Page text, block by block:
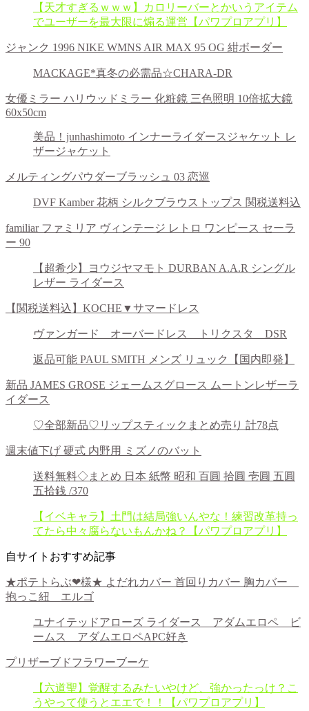
【天才すぎるｗｗｗ】カロリーバーとかいうアイテム
でユーザーを最大限に煽る運営【パワプロアプリ】
ジャンク 1996 NIKE WMNS AIR MAX 95 OG 紺ボーダー
MACKAGE*真冬の必需品☆CHARA-DR
女優ミラー ハリウッドミラー 化粧鏡 三色照明 10倍拡大鏡
60x50cm
美品！junhashimoto インナーライダースジャケット レ
ザージャケット
メルティングパウダーブラッシュ 03 恋巡
DVF Kamber 花柄 シルクブラウストップス 関税送料込
familiar ファミリア ヴィンテージ レトロ ワンピース セーラ
ー 90
【超希少】ヨウジヤマモト DURBAN A.A.R シングル
レザー ライダース
【関税送料込】KOCHE▼サマードレス
ヴァンガード オーバードレス トリクスタ DSR
返品可能 PAUL SMITH メンズ リュック【国内即発】
新品 JAMES GROSE ジェームスグロース ムートンレザーラ
イダース
♡全部新品♡リップスティックまとめ売り 計78点
週末値下げ 硬式 内野用 ミズノのバット
送料無料◇まとめ 日本 紙幣 昭和 百圓 拾圓 壱圓 五圓
五拾銭 /370
【イベキャラ】土門は結局強いんやな！練習改革持っ
てたら中々腐らないもんかね？【パワプロアプリ】
自サイトおすすめ記事
★ポテトらぶ❤︎様★ よだれカバー 首回りカバー 胸カバー
抱っこ紐 エルゴ
ユナイテッドアローズ ライダース アダムエロペ ビ
ームス アダムエロペAPC好き
プリザーブドフラワーブーケ
【六道聖】覚醒するみたいやけど、強かったっけ？こ
うやって使うとエエで！！【パワプロアプリ】